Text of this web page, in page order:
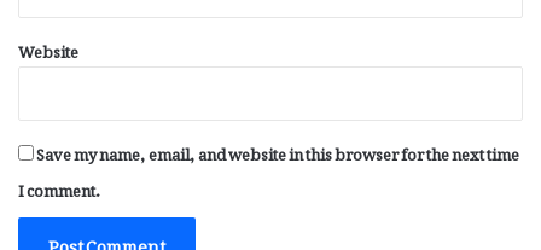
Website
Save my name, email, and website in this browser for the next time
I comment.